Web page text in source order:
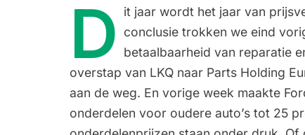
D
it jaar wordt het jaar van
conclusie trokken we eind
betaalbaarheid van reparatie
overstap van LKQ naar Parts Holding
aan de weg. En vorige week maakte
onderdelen voor oudere auto’s tot 25